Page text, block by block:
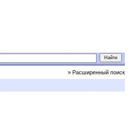
» Расширенный поиск